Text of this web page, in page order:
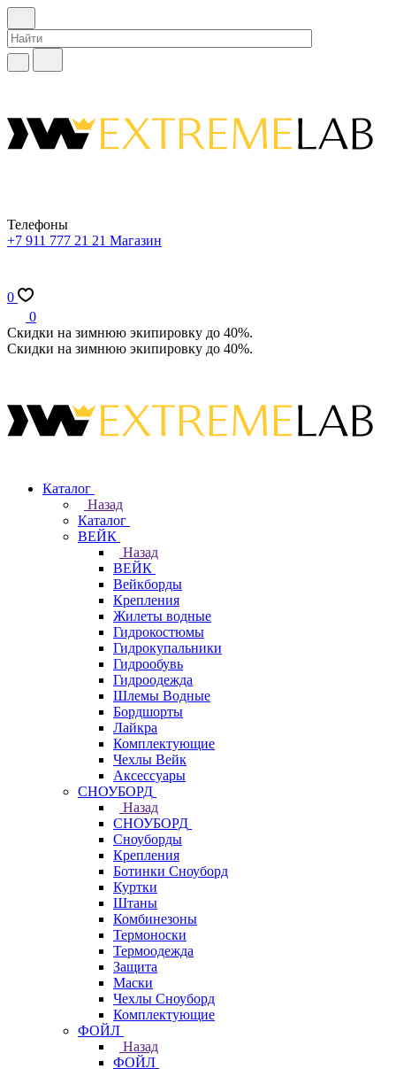
Телефоны
+7 911 777 21 21 Магазин
0
0
Скидки на зимнюю экипировку до 40%.
Скидки на зимнюю экипировку до 40%.
Каталог
Назад
Каталог
ВЕЙК
Назад
ВЕЙК
Вейкборды
Крепления
Жилеты водные
Гидрокостюмы
Гидрокупальники
Гидрообувь
Гидроодежда
Шлемы Водные
Бордшорты
Лайкра
Комплектующие
Чехлы Вейк
Аксессуары
СНОУБОРД
Назад
СНОУБОРД
Сноуборды
Крепления
Ботинки Сноуборд
Куртки
Штаны
Комбинезоны
Термоноски
Термоодежда
Защита
Маски
Чехлы Сноуборд
Комплектующие
ФОЙЛ
Назад
ФОЙЛ